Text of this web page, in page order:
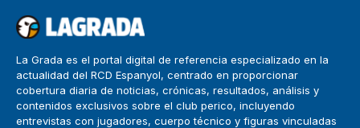
La Grada es el portal digital de referencia especializado en la
actualidad del RCD Espanyol, centrado en proporcionar
cobertura diaria de noticias, crónicas, resultados, análisis y
contenidos exclusivos sobre el club perico, incluyendo
entrevistas con jugadores, cuerpo técnico y figuras vinculadas